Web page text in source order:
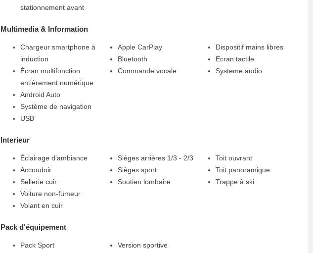
stationnement avant
Multimedia & Information
Chargeur smartphone à
induction
Écran multifonction
entièrement numérique
Android Auto
Système de navigation
USB
Apple CarPlay
Bluetooth
Commande vocale
Dispositif mains libres
Ecran tactile
Systeme audio
Interieur
Éclairage d'ambiance
Accoudoir
Sellerie cuir
Voiture non-fumeur
Volant en cuir
Sièges arrières 1/3 - 2/3
Sièges sport
Soutien lombaire
Toit ouvrant
Toit panoramique
Trappe à ski
Pack d'équipement
Pack Sport Version sportive